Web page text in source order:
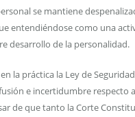
se mantiene
entendiéndose como una
desarrollo de la personalidad.
la práctica la Ley de
e incertidumbre respecto
de que tanto la Corte